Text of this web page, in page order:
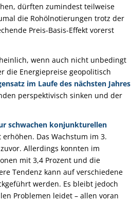
dürften zumindest teilweise
die Rohölnotierungen trotz der
Preis-Basis-Effekt vorerst
wenn auch nicht unbedingt
die Energiepreise geopolitisch
im Laufe des nächsten Jahres
perspektivisch sinken und der
schwachen konjunkturellen
Das Wachstum im 3.
Allerdings konnten im
mit 3,4 Prozent und die
Tendenz kann auf verschiedene
werden. Es bleibt jedoch
Problemen leidet – allen voran